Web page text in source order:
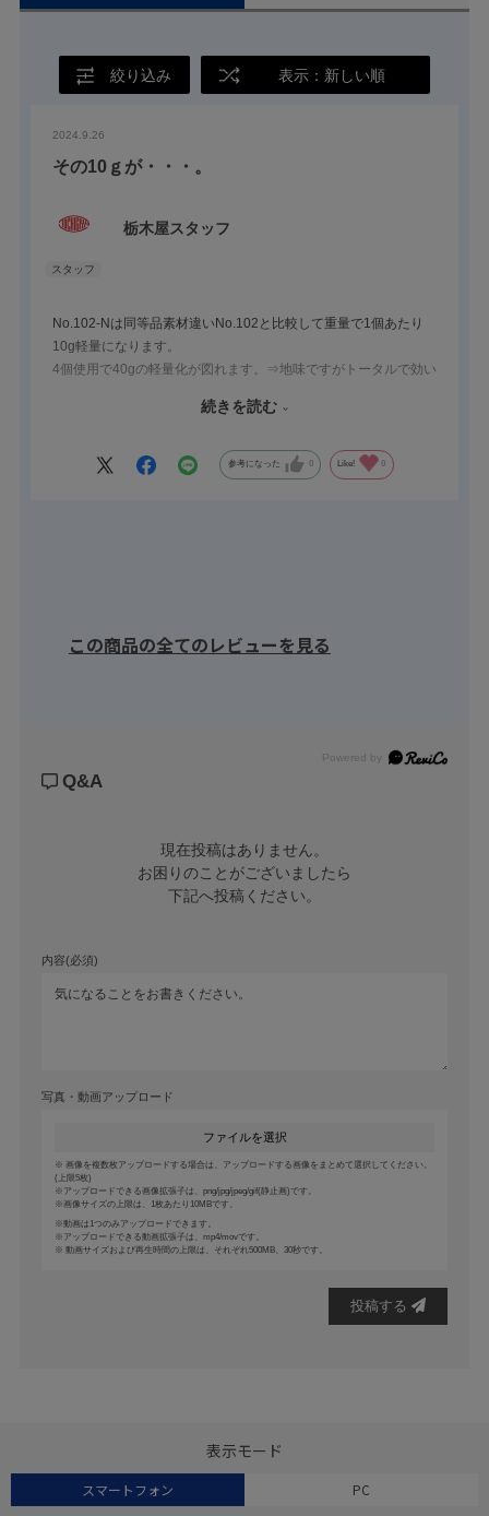
絞り込み 表示：新しい順
2024.9.26
その10ｇが・・・。
栃木屋スタッフ
No.102-Nは同等品素材違いNo.102と比較して重量で1個あたり
10g軽量になります。
4個使用で40gの軽量化が図れます。⇒地味ですがトータルで効い
許容荷重は同じく№102と比較してプラス30kgの高性能商品にな
床面の汚染もゴム車輪と比較しても少なくなります。
続きを読む
参考になった 0 Like! 0
この商品の全てのレビューを見る
Powered by
Q&A
現在投稿はありません。
お困りのことがございましたら
下記へ投稿ください。
内容(必須)
写真・動画アップロード
ファイルを選択
画像を複数枚アップロードする場合は、アップロードする画像をまとめて選択してください。
(上限5枚)
アップロードできる画像拡張子は、png/jpg/jpeg/gif(静止画)です。
画像サイズの上限は、1枚あたり10MBです。
動画は1つのみアップロードできます。
アップロードできる動画拡張子は、mp4/movです。
動画サイズおよび再生時間の上限は、それぞれ500MB、30秒です。
投稿する
表示モード
スマートフォン PC